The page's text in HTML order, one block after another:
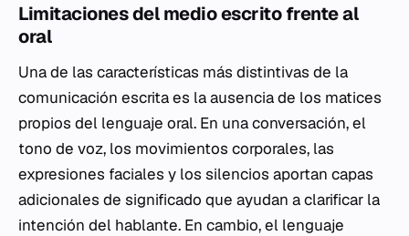
Limitaciones del medio escrito frente al
oral
Una de las características más distintivas de la
comunicación escrita es la ausencia de los matices
propios del lenguaje oral. En una conversación, el
tono de voz, los movimientos corporales, las
expresiones faciales y los silencios aportan capas
adicionales de significado que ayudan a clarificar la
intención del hablante. En cambio, el lenguaje